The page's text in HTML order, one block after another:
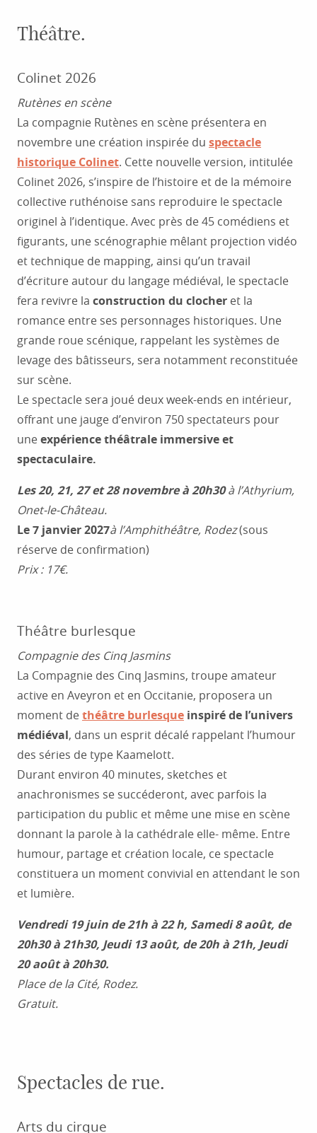
Théâtre.
Colinet 2026
Rutènes en scène
La compagnie Rutènes en scène présentera en
novembre une création inspirée du spectacle
historique Colinet. Cette nouvelle version, intitulée
Colinet 2026, s’inspire de l’histoire et de la mémoire
collective ruthénoise sans reproduire le spectacle
originel à l’identique. Avec près de 45 comédiens et
figurants, une scénographie mêlant projection vidéo
et technique de mapping, ainsi qu’un travail
d’écriture autour du langage médiéval, le spectacle
fera revivre la construction du clocher et la
romance entre ses personnages historiques. Une
grande roue scénique, rappelant les systèmes de
levage des bâtisseurs, sera notamment reconstituée
sur scène.
Le spectacle sera joué deux week-ends en intérieur,
offrant une jauge d’environ 750 spectateurs pour
uneexpérience théâtrale immersive et
spectaculaire.
Les 20, 21, 27 et 28 novembre à 20h30à l’Athyrium,
Onet-le-Château.
Le 7 janvier 2027à l’Amphithéâtre, Rodez(sous
réserve de confirmation)
Prix : 17€.
Théâtre burlesque
Compagnie des Cinq Jasmins
La Compagnie des Cinq Jasmins, troupe amateur
active en Aveyron et en Occitanie, proposera un
moment dethéâtre burlesque inspiré de l’univers
médiéval, dans un esprit décalé rappelant l’humour
des séries de type Kaamelott.
Durant environ 40 minutes, sketches et
anachronismes se succéderont, avec parfois la
participation du public et même une mise en scène
donnant la parole à la cathédrale elle- même. Entre
humour, partage et création locale, ce spectacle
constituera un moment convivial en attendant le son
et lumière.
Vendredi 19 juin de 21h à 22 h, Samedi 8 août, de
20h30 à 21h30, Jeudi 13 août, de 20h à 21h, Jeudi
20 août à 20h30.
Place de la Cité, Rodez.
Gratuit.
Spectacles de rue.
Arts du cirque